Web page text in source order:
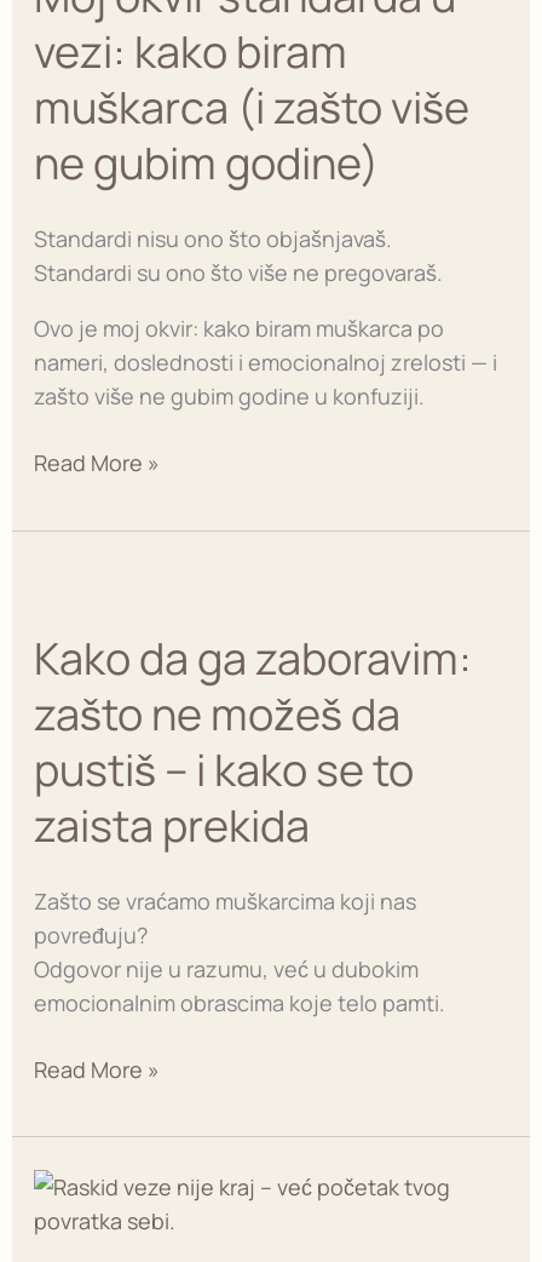
vezi: kako biram
muškarca (i zašto više
ne gubim godine)
Standardi nisu ono što objašnjavaš.
Standardi su ono što više ne pregovaraš.
Ovo je moj okvir: kako biram muškarca po
nameri, doslednosti i emocionalnoj zrelosti — i
zašto više ne gubim godine u konfuziji.
vezi:
kako
muškarca
(i
zašto
ne
gubim
godine)
Read More »
Kako da ga zaboravim:
zašto ne možeš da
pustiš – i kako se to
zaista prekida
Zašto se vraćamo muškarcima koji nas
povređuju?
Odgovor nije u razumu, već u dubokim
emocionalnim obrascima koje telo pamti.
ga
zaboravim:
zašto
možeš
da
pustiš
i
kako
se
to
prekida
Read More »
Raskid
veze: